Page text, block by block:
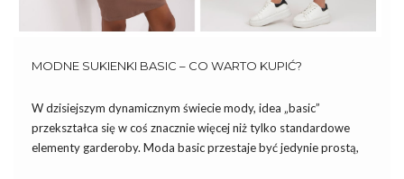
MODNE SUKIENKI BASIC – CO WARTO KUPIĆ?
W dzisiejszym dynamicznym świecie mody, idea „basic”
przekształca się w coś znacznie więcej niż tylko standardowe
elementy garderoby. Moda basic przestaje być jedynie prostą,